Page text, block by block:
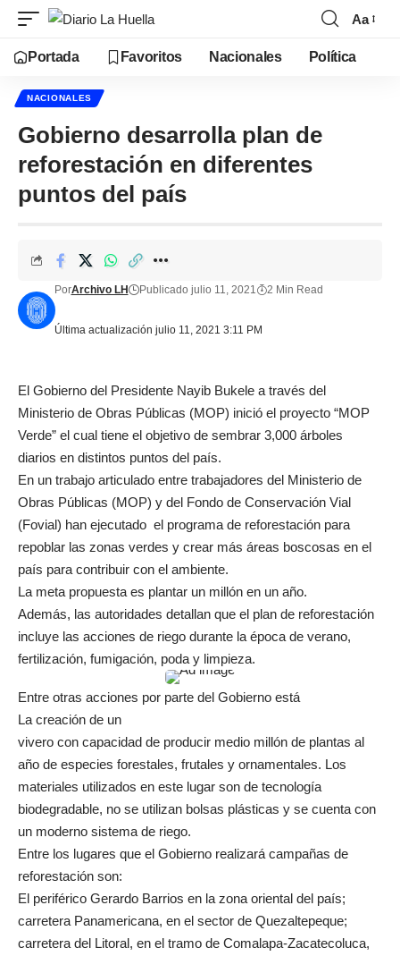
Aa
Portada Favoritos Nacionales Política
NACIONALES
Gobierno desarrolla plan de
reforestación en diferentes
puntos del país
Última actualización julio 11, 2021 3:11 PM
PorArchivo LH Publicado julio 11, 2021 2 Min Read
El Gobierno del Presidente Nayib Bukele a través del
Ministerio de Obras Públicas (MOP) inició el proyecto “MOP
Verde” el cual tiene el objetivo de sembrar 3,000 árboles
diarios en distintos puntos del país.
En un trabajo articulado entre trabajadores del Ministerio de
Obras Públicas (MOP) y del Fondo de Conservación Vial
(Fovial) han ejecutado el programa de reforestación para
repoblar las zonas verdes y crear más áreas boscosas en el
país para contribuir con el ambiente.
La meta propuesta es plantar un millón en un año.
Además, las autoridades detallan que el plan de reforestación
incluye las acciones de riego durante la época de verano,
fertilización, fumigación, poda y limpieza.
Entre otras acciones por parte del Gobierno está
La creación de un
vivero con capacidad de producir medio millón de plantas al
año de especies forestales, frutales y ornamentales. Los
materiales utilizados en este lugar son de tecnología
biodegradable, no se utilizan bolsas plásticas y se cuenta con
un moderno sistema de riego.
Entre los lugares que el Gobierno realizará campañas de
reforestación son:
El periférico Gerardo Barrios en la zona oriental del país;
carretera Panamericana, en el sector de Quezaltepeque;
carretera del Litoral, en el tramo de Comalapa-Zacatecoluca,